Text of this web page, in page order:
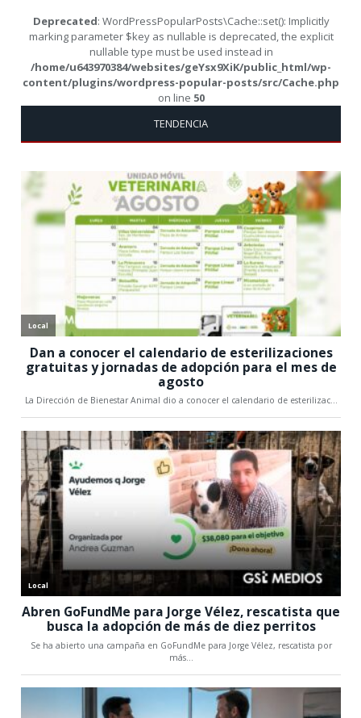
Deprecated: WordPressPopularPosts\Cache::set(): Implicitly
marking parameter $key as nullable is deprecated, the explicit
nullable type must be used instead in
/home/u643970384/websites/geYsx9XiK/public_html/wp-
content/plugins/wordpress-popular-posts/src/Cache.php
on line 50
TENDENCIA